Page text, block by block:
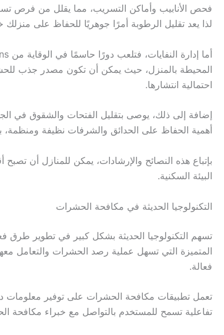
فحص الأنابيب وأماكن التسريب، مما يقلل من فرص
لذا يعد تقليل الرطوبة أمرًا جوهريًا للحفاظ على منزلك
المحيطة بالمنزل، حيث يمكن أن تكون مصدر جذب
احتمالية انتشارها.
إضافة إلى ذلك، يوصى بتقليل الفتحات والشقوق في
أهمية الحفاظ على الحدائق والشرفات نظيفة ومنظمة،
بإتباع هذه النصائح والإرشادات، يمكن للمنازل أن
البيئة السكنية.
التكنولوجيا الحديثة في مكافحة الحشرات
تسهم التكنولوجيا الحديثة بشكل كبير في تطوير طرق
المتميزة التي تسهل عملية رصد الحشرات والتعامل
فعالة.
تعمل تطبيقات مكافحة الحشرات على توفير معلومات
تفاعلية تسمح للمستخدم بالتواصل مع خبراء مكافحة